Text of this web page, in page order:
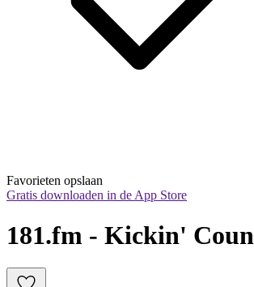
Favorieten opslaan
Gratis downloaden in de App Store
181.fm - Kickin'